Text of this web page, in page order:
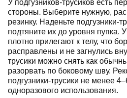
У подгузников-трусиков есть
стороны. Выберите нужную,
резинку. Наденьте подгузники-
подтяните их до уровня пупка.
плотно прилегают к телу, что
расправлены и не загнулись
трусики можно снять как
разорвать по боковому шву.
подгузники-трусики не менее
одноразового использования.